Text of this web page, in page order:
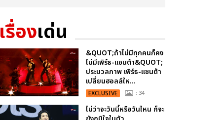
เรื่องเด่น
&QUOT;ถ้าไม่มีทุกคนก็คง
ไม่มีเพิร์ธ-แซนต้า&QUOT;
ประมวลภาพ เพิร์ธ-แซนต้า
เปลี่ยนฮอลล์ให...
EXCLUSIVE : 34
ไม่ว่าจะวันนี้หรือวันไหน ก็จะ